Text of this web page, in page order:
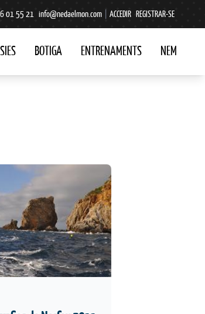
01 55 21 info@nedaelmon.com ACCEDIR REGISTRAR-SE
BOTIGA ENTRENAMENTS NEM